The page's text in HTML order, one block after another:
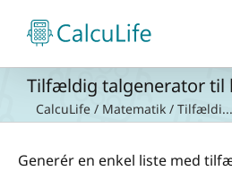
content
Tilfældig talgenerator til
CalcuLife / Matematik / Tilfældi...
Generér en enkel liste med